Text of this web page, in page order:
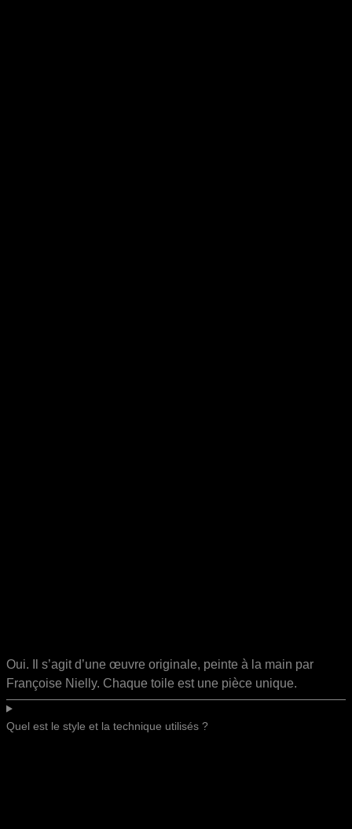
Oui. Il s’agit d’une œuvre originale, peinte à la main par
Françoise Nielly. Chaque toile est une pièce unique.
Quel est le style et la technique utilisés ?